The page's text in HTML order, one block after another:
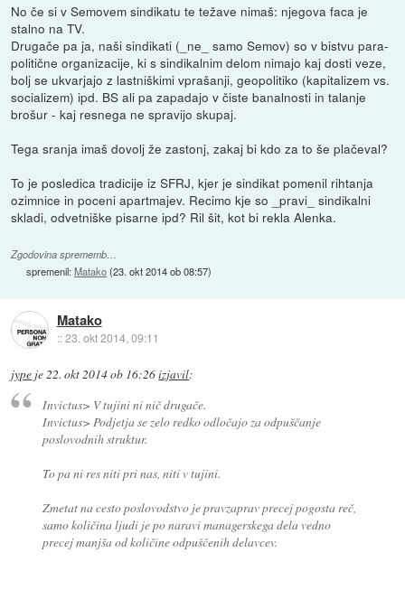
No če si v Semovem sindikatu te težave nimaš: njegova faca je
stalno na TV.
Drugače pa ja, naši sindikati (_ne_ samo Semov) so v bistvu para-
politične organizacije, ki s sindikalnim delom nimajo kaj dosti veze,
bolj se ukvarjajo z lastniškimi vprašanji, geopolitiko (kapitalizem vs.
socializem) ipd. BS ali pa zapadajo v čiste banalnosti in talanje
brošur - kaj resnega ne spravijo skupaj.
Tega sranja imaš dovolj že zastonj, zakaj bi kdo za to še plačeval?
To je posledica tradicije iz SFRJ, kjer je sindikat pomenil rihtanja
ozimnice in poceni apartmajev. Recimo kje so _pravi_ sindikalni
skladi, odvetniške pisarne ipd? Ril šit, kot bi rekla Alenka.
Zgodovina sprememb…
spremenil:Matako(23. okt 2014 ob 08:57)
Matako
::23. okt 2014, 09:11
jype je22. okt 2014 ob 16:26izjavil:
Invictus> V tujini ni nič drugače.
Invictus> Podjetja se zelo redko odločajo za odpuščanje
poslovodnih struktur.
To pa ni res niti pri nas, niti v tujini.
Zmetat na cesto poslovodstvo je pravzaprav precej pogosta reč,
samo količina ljudi je po naravi managerskega dela vedno
precej manjša od količine odpuščenih delavcev.